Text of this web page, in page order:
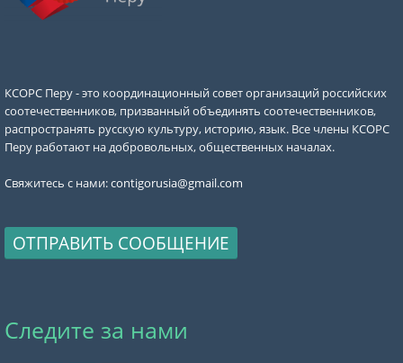
КСОРС Перу - это координационный совет организаций российских
соотечественников, призванный объединять соотечественников,
распространять русскую культуру, историю, язык. Все члены КСОРС
Перу работают на добровольных, общественных началах.
Свяжитесь с нами:contigorusia@gmail.com
ОТПРАВИТЬ СООБЩЕНИЕ
Следите за нами